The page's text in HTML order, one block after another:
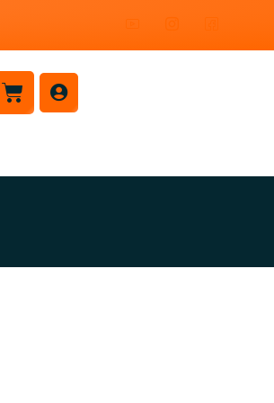
Carrito